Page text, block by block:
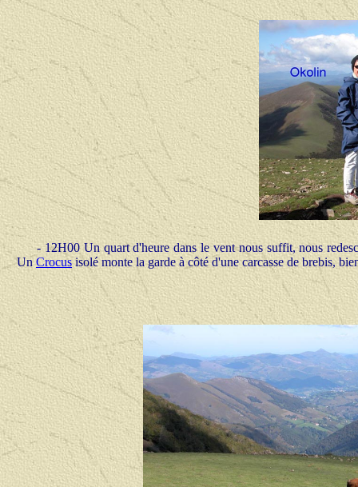
- 12H00 Un quart d'heure dans le vent nous suffit, nous
Un Crocusisolé monte la garde à côté d'une carcasse de brebis,